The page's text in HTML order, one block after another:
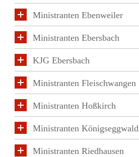
Ministranten Ebenweiler
Ministranten Ebersbach
KJG Ebersbach
Ministranten Fleischwangen
Ministranten Hoßkirch
Ministranten Königseggwald
Ministranten Riedhausen